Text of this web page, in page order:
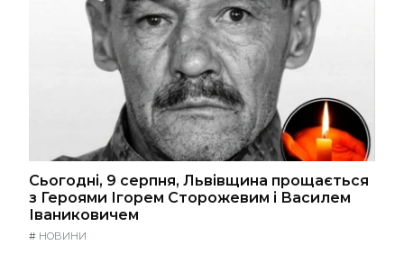
Сьогодні, 9 серпня, Львівщина прощається
з Героями Ігорем Сторожевим і Василем
Іваниковичем
# НОВИНИ